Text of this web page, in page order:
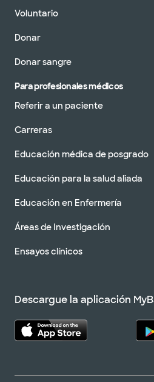
Voluntario
Donar
Donar sangre
Para profesionales médicos
Referir a un paciente
Carreras
Educación médica de posgrado
Educación para la salud aliada
Educación en Enfermería
Áreas de Investigación
Ensayos clínicos
Descargue la aplicación